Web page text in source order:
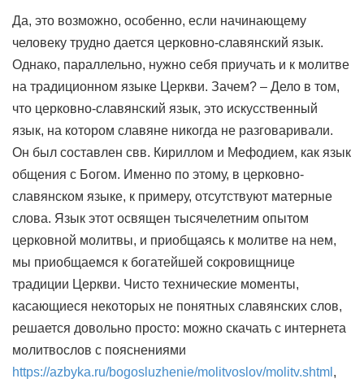
Да, это возможно, особенно, если начинающему
человеку трудно дается церковно-славянский язык.
Однако, параллельно, нужно себя приучать и к молитве
на традиционном языке Церкви. Зачем? – Дело в том,
что церковно-славянский язык, это искусственный
язык, на котором славяне никогда не разговаривали.
Он был составлен свв. Кириллом и Мефодием, как язык
общения с Богом. Именно по этому, в церковно-
славянском языке, к примеру, отсутствуют матерные
слова. Язык этот освящен тысячелетним опытом
церковной молитвы, и приобщаясь к молитве на нем,
мы приобщаемся к богатейшей сокровищнице
традиции Церкви. Чисто технические моменты,
касающиеся некоторых не понятных славянских слов,
решается довольно просто: можно скачать с интернета
молитвослов с пояснениями
https://azbyka.ru/bogosluzhenie/molitvoslov/molitv.shtml ,